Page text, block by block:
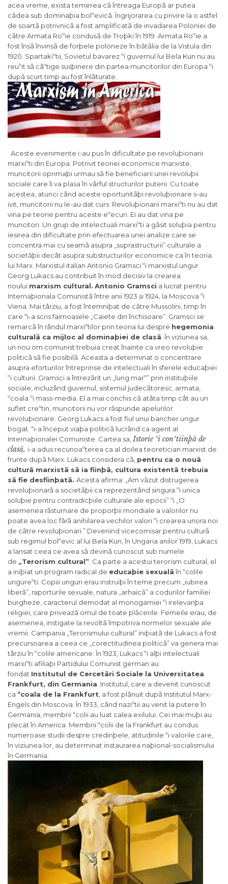
acea vreme, exista temerea cã întreaga Europã ar putea
cãdea sub dominaþia bolºevicã. Îngrijorarea cu privire la o astfel
de soartã potrivnicã a fost amplificatã de invadarea Poloniei de
cãtre Armata Roºie condusã de Troþki în 1919. Armata Roºie a
fost însã învinsã de forþele poloneze în bãtãlia de la Vistula din
1920. Spartakiºtii, Sovietul bavarez ºi guvernul lui Bela Kun nu au
reuºit sã câºtige susþinere din partea muncitorilor din Europa ºi
dupã scurt timp au fost înlãturate.
Aceste evenimente i-au pus în dificultate pe revoluþionarii
marxiºti din Europa. Potrivit teoriei economice marxiste,
muncitorii oprimaþi urmau sã fie beneficiarii unei revoluþii
sociale care îi va plasa în vârful structurilor puterii. Cu toate
acestea, atunci când aceste oportunitãþi revoluþionare s-au
ivit, muncitorii nu le-au dat curs. Revoluþionarii marxiºti nu au dat
vina pe teorie pentru aceste eºecuri. Ei au dat vina pe
muncitori. Un grup de intelectuali marxiºti a gãsit soluþia pentru
iesirea din dificultate prin efectuarea unei analize care se
concentra mai cu seamã asupra „suprastructurii” culturale a
societãþii decât asupra substructurilor economice ca în teoria
lui Marx. Marxistul italian Antonio Gramsci ºi marxistul ungur
Georg Lukacs au contribuit în mod decisiv la crearea
noului marxism cultural. Antonio Gramsci a lucrat pentru
Internaþionala Comunistã între anii 1923 și 1924, la Moscova ºi
Viena. Mai târziu, a fost întemniþat de cãtre Mussolini, timp în
care ºi-a scris faimoasele „Caiete din închisoare”. Gramsci se
remarcã în rândul marxiºtilor prin teoria lui despre hegemonia
culturalã ca mijloc al dominaþiei de clasã . În viziunea sa,
un nou om comunist trebuia creat înainte ca vreo revoluþie
politicã sã fie posibilã. Aceasta a determinat o concentrare
asupra eforturilor întreprinse de intelectuali în sferele educaþiei
ºi culturii. Gramsci a întrezãrit un „lung marº” prin instituþiile
sociale, incluzând guvernul, sistemul judecãtoresc, armata,
ºcoala ºi mass-media. El a mai conchis cã atâta timp cât au un
suflet creºtin, muncitorii nu vor rãspunde apelurilor
revoluþionare. Georg Lukacs a fost fiul unui bancher ungur
bogat. ªi-a început viaþa politicã lucrând ca agent al
Internaþionalei Comuniste. Cartea sa, Istorie ºi conºtiinþã de
clasã, i-a adus recunoaºterea ca al doilea teoretician marxist de
frunte dupã Marx. Lukacs considera cã, pentru ca o nouã
culturã marxistã sã ia fiinþã, cultura existentã trebuia
sã fie desfiinþatã. Acesta afirma: „Am vãzut distrugerea
revoluþionarã a societãþii ca reprezentând singura ºi unica
soluþie pentru contradicþiile culturale ale epocii” ºi „O
asemenea rãsturnare de proporþii mondiale a valorilor nu
poate avea loc fãrã anihilarea vechilor valori ºi crearea unora noi
de cãtre revoluþionari.” Devenind vicecomisar pentru culturã
sub regimul bolºevic al lui Bela Kun, în Ungaria anilor 1919, Lukacs
a lansat ceea ce avea sã devinã cunoscut sub numele
de „Terorism cultural” . Ca parte a acestui terorism cultural, el
a iniþiat un program radical de educaþie sexualã în ºcolile
ungureºti. Copiii unguri erau instruiþi în teme precum „iubirea
liberã”, raporturile sexuale, natura „arhaicã” a codurilor familiei
burgheze, caracterul demodat al monogamiei ºi irelevanþa
religiei, care priveazã omul de toate plãcerile. Femeile erau, de
asemenea, instigate la revoltã împotriva normelor sexuale ale
vremii. Campania „Terorismului cultural” iniþiatã de Lukacs a fost
precursoarea a ceea ce „corectitudinea politicã” va genera mai
târziu în ºcolile americane. În 1923, Lukacs ºi alþi intelectuali
marxiºti afiliaþi Partidului Comunist german au
fondat Institutul de Cercetãri Sociale la Universitatea
Frankfurt, din Germania . Institutul, care a devenit cunoscut
ca ªcoala de la Frankfurt , a fost plãnuit dupã Institutul Marx-
Engels din Moscova. În 1933, când naziºtii au venit la putere în
Germania, membrii ªcolii au luat calea exilului. Cei mai muþi au
plecat în America. Membrii ªcolii de la Frankfurt au condus
numeroase studii despre credinþele, atitudinile ºi valorile care,
în viziunea lor, au determinat instaurarea naþional-socialismului
în Germania.